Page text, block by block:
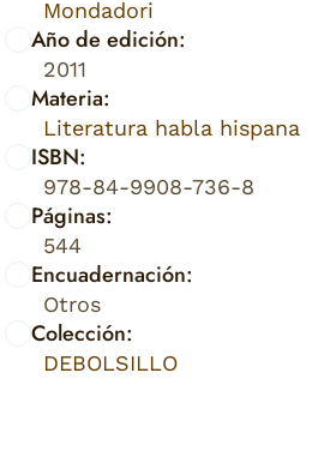
Mondadori
Año de edición:
2011
Materia:
Literatura habla hispana
ISBN:
978-84-9908-736-8
Páginas:
544
Encuadernación:
Otros
Colección:
DEBOLSILLO